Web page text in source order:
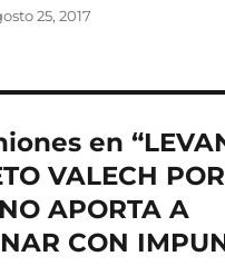
25, 2017
en
VALECH
APORTA A
CON